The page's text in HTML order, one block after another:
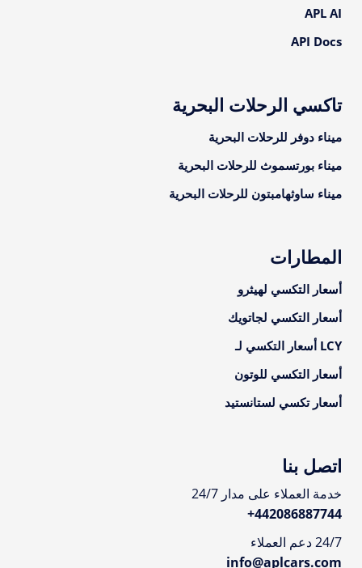
APL AI
API Docs
تاكسي الرحلات البحرية
ميناء دوفر للرحلات البحرية
ميناء بورتسموث للرحلات البحرية
ميناء ساوثهامبتون للرحلات البحرية
المطارات
أسعار التكسي لهيثرو
أسعار التكسي لجاتويك
LCY أسعار التكسي لـ
أسعار التكسي للوتون
أسعار تكسي لستانستيد
اتصل بنا
خدمة العملاء على مدار 24/7
+442086887744
24/7 دعم العملاء
info@aplcars.com